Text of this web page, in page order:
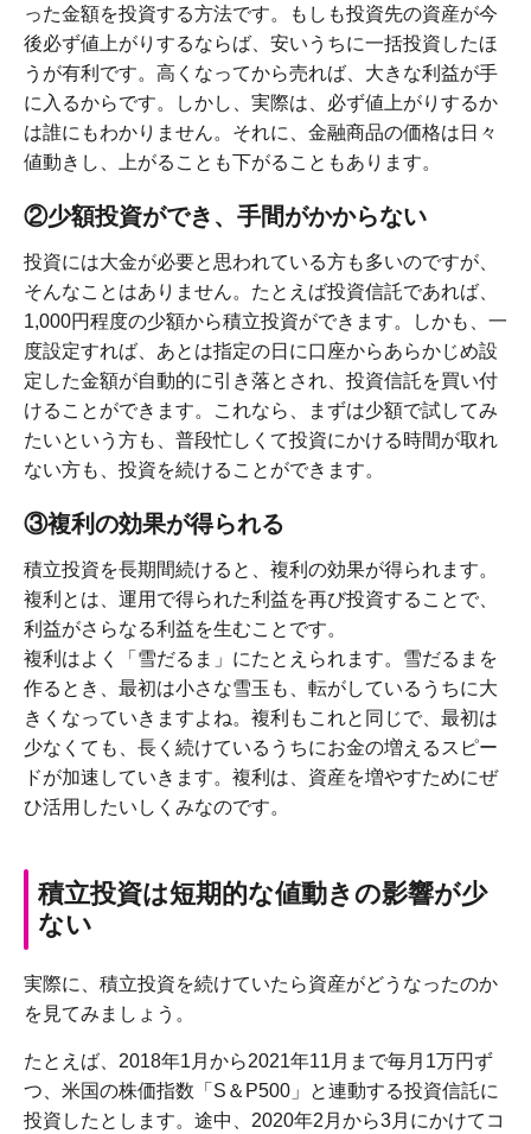
った金額を投資する方法です。もしも投資先の資産が今
後必ず値上がりするならば、安いうちに一括投資したほ
うが有利です。高くなってから売れば、大きな利益が手
に入るからです。しかし、実際は、必ず値上がりするか
は誰にもわかりません。それに、金融商品の価格は日々
値動きし、上がることも下がることもあります。
②少額投資ができ、手間がかからない
投資には大金が必要と思われている方も多いのですが、
そんなことはありません。たとえば投資信託であれば、
1,000円程度の少額から積立投資ができます。しかも、一
度設定すれば、あとは指定の日に口座からあらかじめ設
定した金額が自動的に引き落とされ、投資信託を買い付
けることができます。これなら、まずは少額で試してみ
たいという方も、普段忙しくて投資にかける時間が取れ
ない方も、投資を続けることができます。
③複利の効果が得られる
積立投資を長期間続けると、複利の効果が得られます。
複利とは、運用で得られた利益を再び投資することで、
利益がさらなる利益を生むことです。
複利はよく「雪だるま」にたとえられます。雪だるまを
作るとき、最初は小さな雪玉も、転がしているうちに大
きくなっていきますよね。複利もこれと同じで、最初は
少なくても、長く続けているうちにお金の増えるスピー
ドが加速していきます。複利は、資産を増やすためにぜ
ひ活用したいしくみなのです。
積立投資は短期的な値動きの影響が少
ない
実際に、積立投資を続けていたら資産がどうなったのか
を見てみましょう。
たとえば、2018年1月から2021年11月まで毎月1万円ず
つ、米国の株価指数「S＆P500」と連動する投資信託に
投資したとします。途中、2020年2月から3月にかけてコ